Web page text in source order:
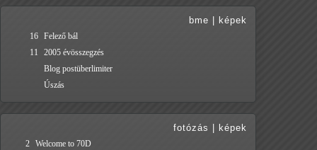
bme képek
16 Felező bál
11
2005 évösszegzés
Blog postüberlimiter
Úszás
fotózás képek
2 Welcome to 70D